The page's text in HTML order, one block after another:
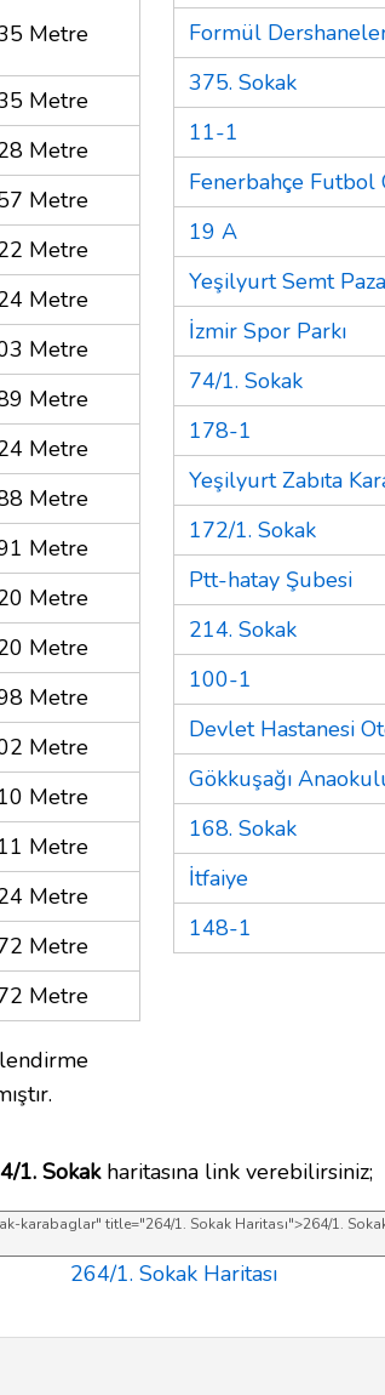
Metre
Metre
Metre
Metre
Metre
Metre
Metre
Metre
Metre
Metre
Metre
Metre
Metre
Metre
Metre
Metre
Metre
Metre
Metre
Metre
Formül
375. Sokak
11-1
Fenerbahçe Futbol
19 A
Yeşilyurt Semt
İzmir Spor Parkı
74/1. Sokak
178-1
Yeşilyurt Zabıta
172/1. Sokak
Ptt-hatay Şubesi
214. Sokak
100-1
Devlet Hastanesi
Gökkuşağı
168. Sokak
İtfaiye
148-1
1. Sokakharitasına link verebilirsiniz;
264/1. Sokak Haritası